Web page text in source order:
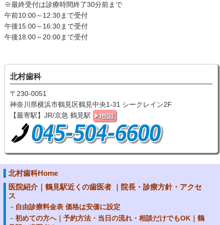
※最終受付は診療時間終了30分前まで
午前10:00～12:30まで受付
午後15:00～16:30まで受付
午後18:00～20:00まで受付
北村歯科
〒230-0051
神奈川県横浜市鶴見区鶴見中央1-31 シークレイン2F
【最寄駅】JR/京急 鶴見駅
北村歯科Home
医院紹介｜鶴見駅近くの歯医者 ｜院長・診療方針・アクセ
ス
自由診療料金表 価格は安価に設定
初めての方へ｜予約方法・当日の流れ・相談だけでもOK｜鶴